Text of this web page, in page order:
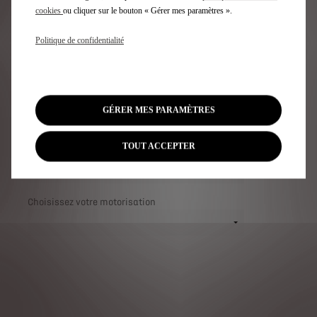
DEMANDE D'ESSAI
Choisissez votre modèle
Choisissez votre motorisation
cookies ou cliquer sur le bouton « Gérer mes paramètres ».
Politique de confidentialité
GÉRER MES PARAMÈTRES
TOUT ACCEPTER